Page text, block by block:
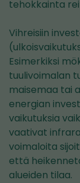
tehokkainta
Vihreisiin
Esimerkiksi
tuulivoimalan
maisemaa tai
energian
vaikutuksia
vaativat
voimaloita
että
alueiden tilaa.